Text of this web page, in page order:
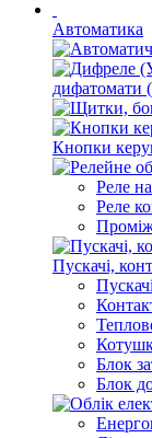
Автоматика
дифатомати
Кнопки
Реле
Реле
Пускачі,
Пускачі
Блок
Блок